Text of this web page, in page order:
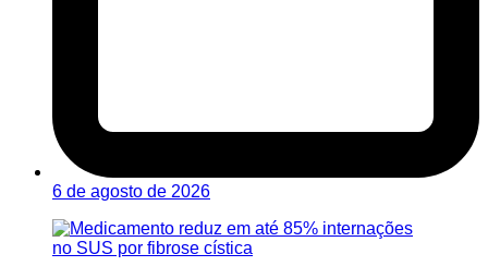
6 de agosto de 2026